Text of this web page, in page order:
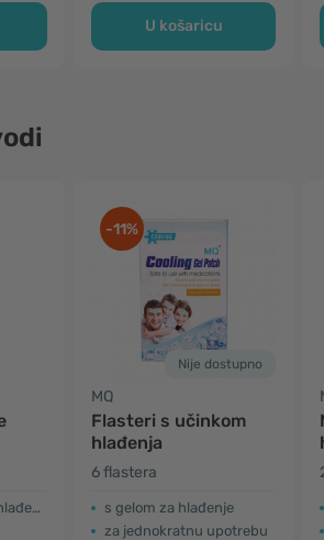
U košaricu
-11%
Nije dostupno
MQ
Flasteri s učinkom
hlađenja
6 flastera
s gelom za hlađenje
za jednokratnu upotrebu